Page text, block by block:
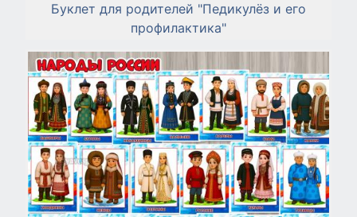
Буклет для родителей "Педикулёз и его
профилактика"